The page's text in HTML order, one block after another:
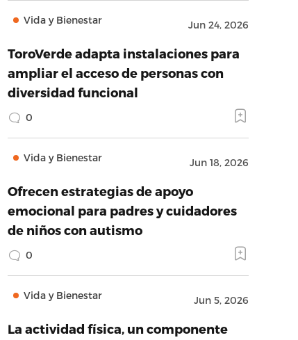
Vida y Bienestar Jun 24, 2026
ToroVerde adapta instalaciones para
ampliar el acceso de personas con
diversidad funcional
0
Vida y Bienestar Jun 18, 2026
Ofrecen estrategias de apoyo
emocional para padres y cuidadores
de niños con autismo
0
Vida y Bienestar Jun 5, 2026
La actividad física, un componente